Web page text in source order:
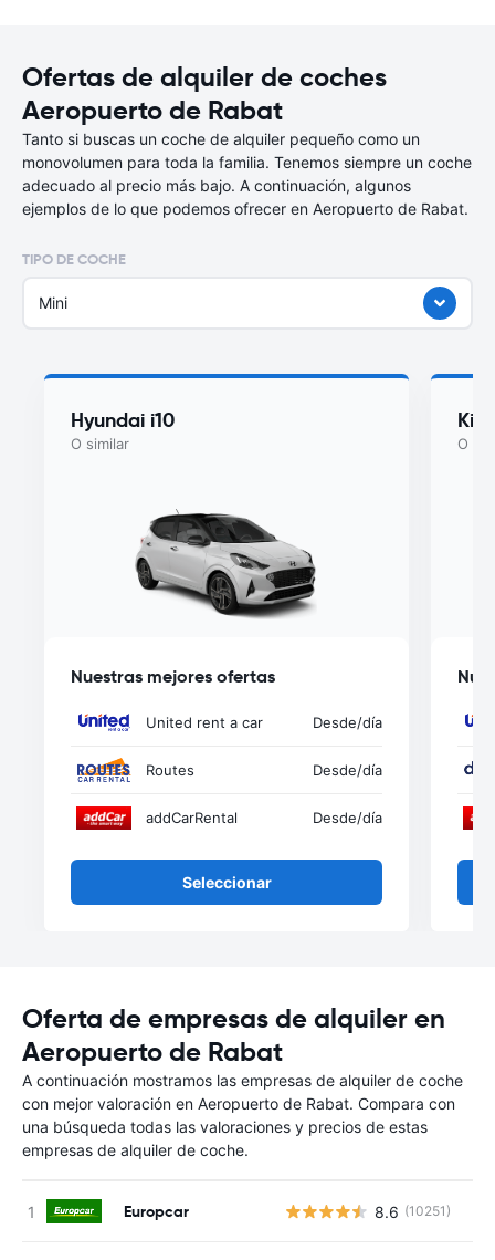
Ofertas de alquiler de coches
Aeropuerto de Rabat
Tanto si buscas un coche de alquiler pequeño como un
monovolumen para toda la familia. Tenemos siempre un coche
adecuado al precio más bajo. A continuación, algunos
ejemplos de lo que podemos ofrecer en Aeropuerto de Rabat.
TIPO DE COCHE
Mini
Hyundai i10
O similar
Nuestras mejores ofertas
United rent a car Desde/día
Routes Desde/día
addCarRental Desde/día
Seleccionar
Kia
O
Oferta de empresas de alquiler en
Aeropuerto de Rabat
A continuación mostramos las empresas de alquiler de coche
con mejor valoración en Aeropuerto de Rabat. Compara con
una búsqueda todas las valoraciones y precios de estas
empresas de alquiler de coche.
Europcar 8.6 (10251)